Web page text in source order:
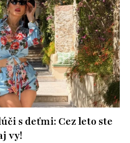
s deťmi: Cez leto ste
vy!